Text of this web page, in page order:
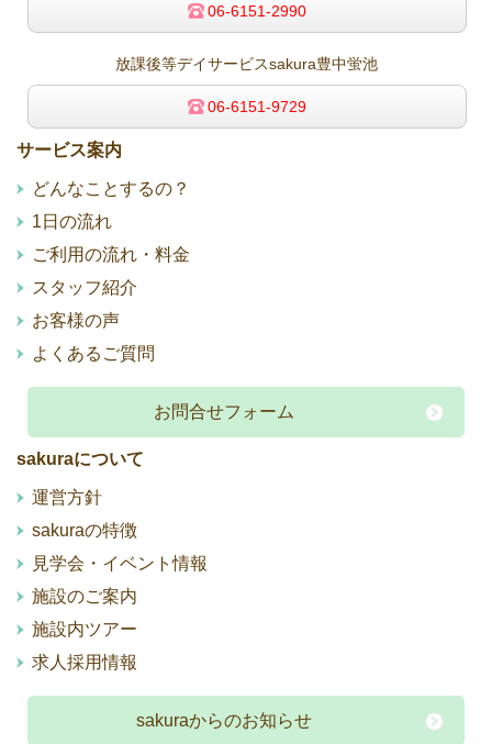
06-6151-2990
放課後等デイサービスsakura豊中蛍池
06-6151-9729
サービス案内
どんなことするの？
1日の流れ
ご利用の流れ・料金
スタッフ紹介
お客様の声
よくあるご質問
お問合せフォーム
sakuraについて
運営方針
sakuraの特徴
見学会・イベント情報
施設のご案内
施設内ツアー
求人採用情報
sakuraからのお知らせ